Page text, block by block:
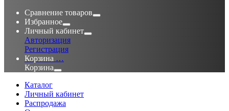
Сравнение товаров
Избранное
Личный кабинет
Авторизация
Регистрация
Корзина …
Корзина
Каталог
Личный кабинет
Распродажа